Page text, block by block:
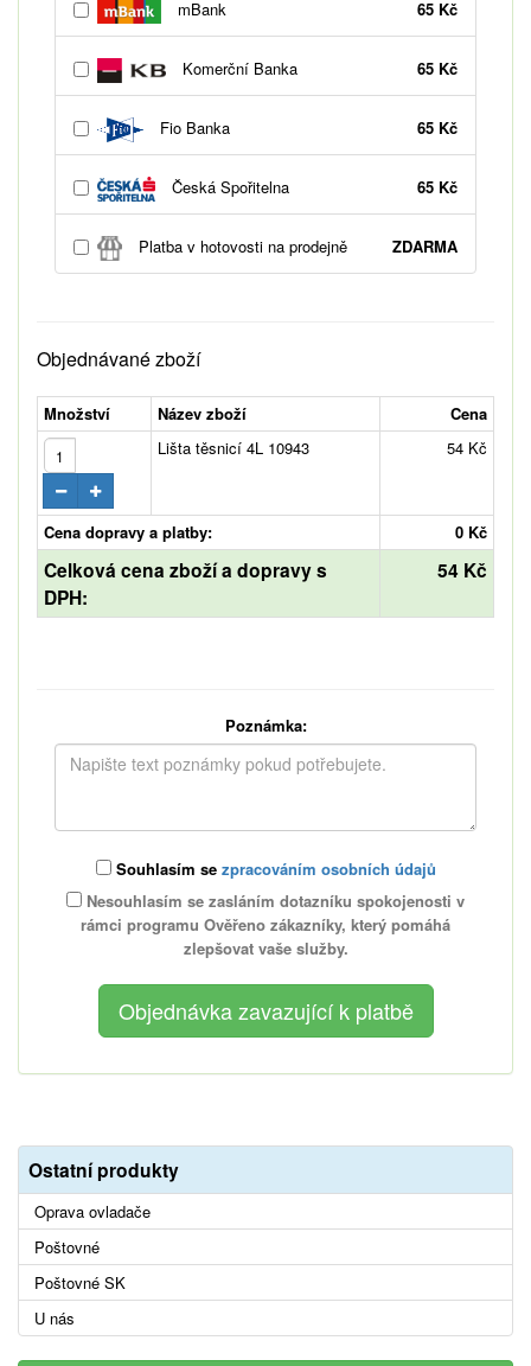
mBank 65 Kč
Komerční Banka 65 Kč
Fio Banka 65 Kč
Česká Spořitelna 65 Kč
Platba v hotovosti na prodejně ZDARMA
Objednávané zboží
Množství Název zboží
Cena
Lišta těsnicí 4L 10943
54 Kč
Cena dopravy a platby: 0 Kč
Celková cena zboží a dopravy s
DPH:
54 Kč
Poznámka:
Souhlasím se zpracováním osobních údajů
Nesouhlasím se zasláním dotazníku spokojenosti v
rámci programu Ověřeno zákazníky, který pomáhá
zlepšovat vaše služby.
Ostatní produkty
Oprava ovladače
Poštovné
Poštovné SK
U nás